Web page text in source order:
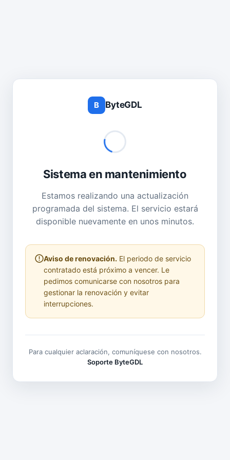
B ByteGDL
Sistema en mantenimiento
Estamos realizando una actualización
programada del sistema. El servicio estará
disponible nuevamente en unos minutos.
Aviso de renovación. El periodo de servicio
contratado está próximo a vencer. Le
pedimos comunicarse con nosotros para
gestionar la renovación y evitar
interrupciones.
Para cualquier aclaración, comuníquese con nosotros.
Soporte ByteGDL